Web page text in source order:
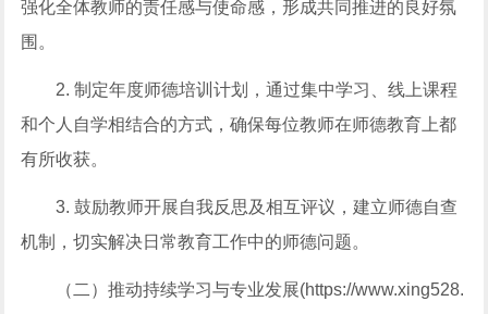
强化全体教师的责任感与使命感，形成共同推进的良好氛
围。
2. 制定年度师德培训计划，通过集中学习、线上课程
和个人自学相结合的方式，确保每位教师在师德教育上都
有所收获。
3. 鼓励教师开展自我反思及相互评议，建立师德自查
机制，切实解决日常教育工作中的师德问题。
（二）推动持续学习与专业发展(https://www.xing528.